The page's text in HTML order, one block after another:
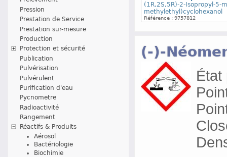
Pression
Prestation de Service
Prestation sur-mesure
Production
Protection et sécurité
Publication
Pulvérisation
Pulvérulent
Purification d'eau
Pycnometre
Radioactivité
Rangement
Réactifs & Produits
Aérosol
Bactériologie
Biochimie
(1R,2S,5R)-2-Isopropyl-5-
methylethyl)cyclohexanol
Référence : 9757812
(-)-
État